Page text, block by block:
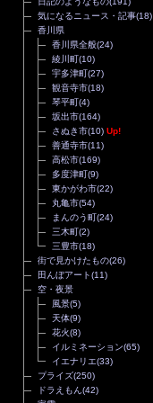
気になるニュース・記事(18)
香川県
香川県全般(24)
綾川町(10)
宇多津町(27)
観音寺市(18)
琴平町(4)
坂出市(164)
さぬき市(10) Up!
善通寺市(11)
高松市(169)
多度津町(9)
東かがわ市(22)
丸亀市(54)
まんのう町(24)
三木町(2)
三豊市(18)
街で見かけたもの(26)
田んぼアート(11)
空・夜景
風景(5)
天体(9)
花火(8)
イルミネーション(65)
イエナリエ(33)
プライズ(250)
ドラえもん(42)